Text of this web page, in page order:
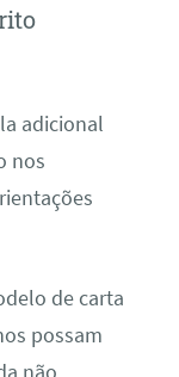
adicional
nos
de carta
possam